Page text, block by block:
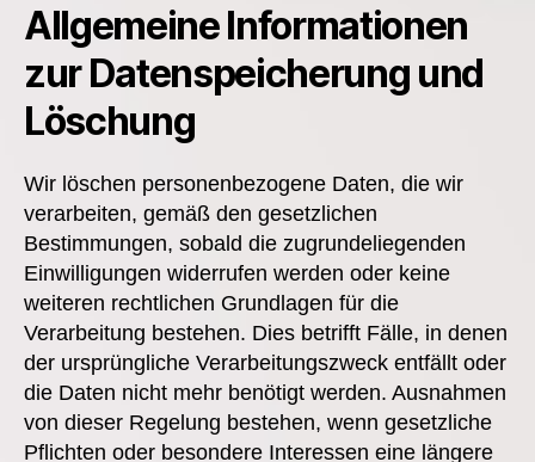
Allgemeine Informationen
zur Datenspeicherung und
Löschung
Wir löschen personenbezogene Daten, die wir
verarbeiten, gemäß den gesetzlichen
Bestimmungen, sobald die zugrundeliegenden
Einwilligungen widerrufen werden oder keine
weiteren rechtlichen Grundlagen für die
Verarbeitung bestehen. Dies betrifft Fälle, in denen
der ursprüngliche Verarbeitungszweck entfällt oder
die Daten nicht mehr benötigt werden. Ausnahmen
von dieser Regelung bestehen, wenn gesetzliche
Pflichten oder besondere Interessen eine längere